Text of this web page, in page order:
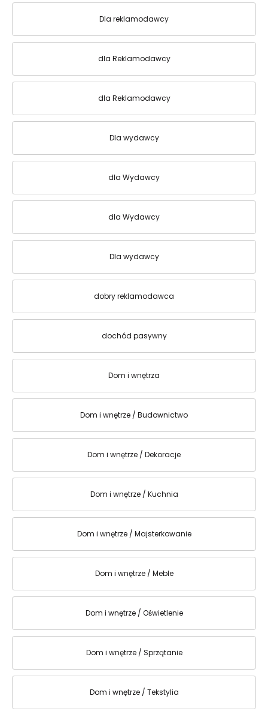
Dla reklamodawcy
dla Reklamodawcy
dla Reklamodawcy
Dla wydawcy
dla Wydawcy
dla Wydawcy
Dla wydawcy
dobry reklamodawca
dochód pasywny
Dom i wnętrza
Dom i wnętrze / Budownictwo
Dom i wnętrze / Dekoracje
Dom i wnętrze / Kuchnia
Dom i wnętrze / Majsterkowanie
Dom i wnętrze / Meble
Dom i wnętrze / Oświetlenie
Dom i wnętrze / Sprzątanie
Dom i wnętrze / Tekstylia